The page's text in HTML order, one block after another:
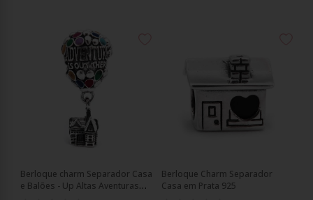
Berloque charm Separador Casa
e Balões - Up Altas Aventuras
Berloque Charm Separador
Casa em Prata 925